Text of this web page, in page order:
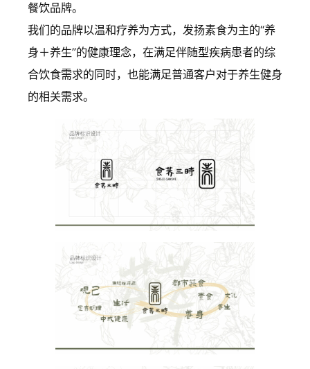
餐饮品牌。
我们的品牌以温和疗养为方式，发扬素食为主的“养
身＋养生”的健康理念，在满足伴随型疾病患者的综
合饮食需求的同时，也能满足普通客户对于养生健身
的相关需求。